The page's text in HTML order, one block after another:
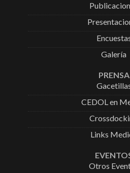
Galería
PRENSA
CEDOL en
Links
Otros